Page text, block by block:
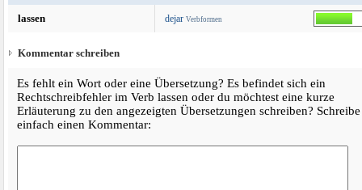
lassen dejar Verbformen
Kommentar schreiben
Es fehlt ein Wort oder eine Übersetzung? Es befindet sich ein
Rechtschreibfehler im Verb lassen oder du möchtest eine kurze
Erläuterung zu den angezeigten Übersetzungen schreiben? Schreibe
einfach einen Kommentar: